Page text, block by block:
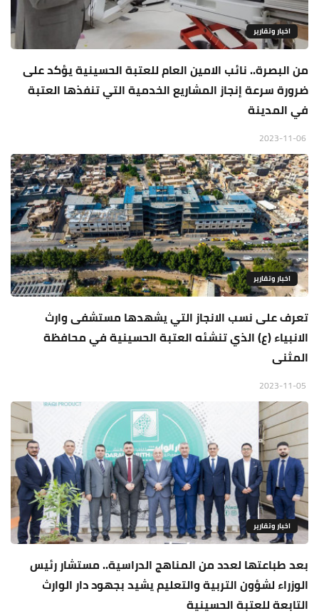
اخبار وتقارير
من البصرة.. نائب الامين العام للعتبة الحسينية يؤكد على
ضرورة سرعة إنجاز المشاريع الخدمية التي تنفذها العتبة
في المدينة
اخبار وتقارير
تعرف على نسب الانجاز التي يشهدها مستشفى وارث
الانبياء (ع) الذي تنشئه العتبة الحسينية في محافظة
المثنى
اخبار وتقارير
بعد طباعتها لعدد من المناهج الدراسية.. مستشار رئيس
الوزراء لشؤون التربية والتعليم يشيد بجهود دار الوارث
التابعة للعتبة الحسينية